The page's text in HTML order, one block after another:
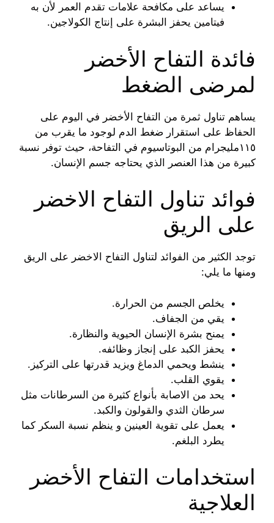
يساعد على مكافحة علامات تقدم العمر لأن به
فيتامين يحفز البشرة على إنتاج الكولاجين.
فائدة التفاح الأخضر
لمرضى الضغط
يساهم تناول ثمرة من التفاح الأخضر في اليوم على
الحفاظ على استقرار ضغط الدم لوجود ما يقرب من
١١٥مليجرام من البوتاسيوم في التفاحة، حيث توفر نسبة
كبيرة من هذا العنصر الذي يحتاجه جسم الإنسان.
فوائد تناول التفاح الاخضر
على الريق
توجد الكثير من الفوائد لتناول التفاح الاخضر على الريق
ومنها ما يلي:
يخلص الجسم من الحرارة.
يقي من الجفاف.
يمنح بشرة الإنسان الحيوية والنظارة.
يحفز الكبد على إنجاز وظائفه.
ينشط ويحمي الدماغ ويزيد قدرتها على التركيز.
يقوي القلب.
يحد من الاصابة بأنواع كثيرة من السرطانات مثل
سرطان الثدي والقولون والكبد.
يعمل على تقوية العينين و ينظم نسبة السكر كما
يطرد البلغم.
استخدامات التفاح الأخضر
العلاجية